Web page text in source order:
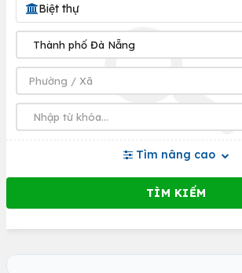
Biệt thự
Tìm nâng cao